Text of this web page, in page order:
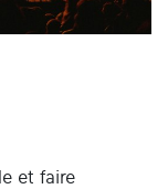
et faire